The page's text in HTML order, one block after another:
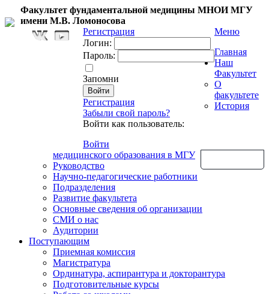
Факультет фундаментальной медицины МНОИ МГУ
имени М.В. Ломоносова
Регистрация
Логин:
Пароль:
Запомни
Регистрация
Забыли свой пароль?
Войти как пользователь:
Войти
Меню
Главная
Наш
Факультет
О
факультете
История
медицинского образования в МГУ
Руководство
Научно-педагогические работники
Подразделения
Развитие факультета
Основные сведения об организации
СМИ о нас
Аудитории
Поступающим
Приемная комиссия
Магистратура
Ординатура, аспирантура и докторантура
Подготовительные курсы